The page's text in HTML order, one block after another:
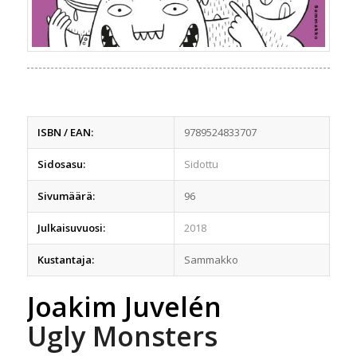
ISBN / EAN: 9789524833707
Sidosasu: Sidottu
Sivumäärä: 96
Julkaisuvuosi: 2018
Kustantaja: Sammakko
Joakim Juvelén
Ugly Monsters